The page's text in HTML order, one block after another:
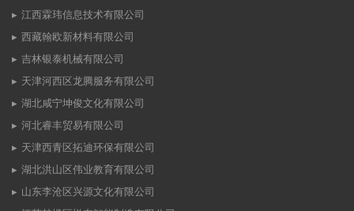
江西霖玮信息技术有限公司
西藏翰欧新材料有限公司
吉林银泰机械有限公司
天津河西区龙腾服务有限公司
湖北咸宁坤俊文化有限公司
河北睿丰贸易有限公司
天津西青区拓迪环保有限公司
湖北洪山区伟业教育有限公司
山东李沧区兴源文化有限公司